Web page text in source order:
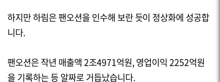
하지만 하림은 팬오션을 인수해 보란 듯이 정상화에 성공합
니다.
팬오션은 작년 매출액 2조4971억원, 영업이익2252억원
을 기록하는 등 알짜로 거듭났습니다.